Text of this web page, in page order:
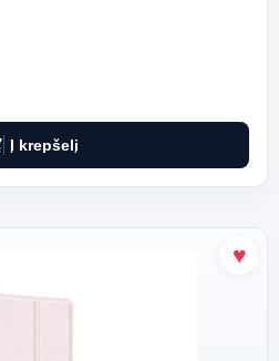
Į krepšelį